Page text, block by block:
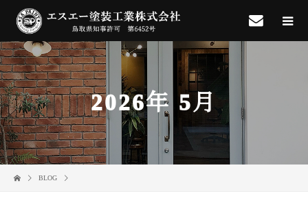
2026年 5月
BLOG